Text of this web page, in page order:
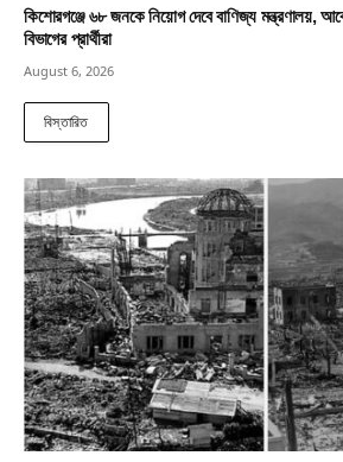
কিশোরগঞ্জে ৬৮ জনকে নিয়োগ দেবে বাণিজ্য মন্ত্রণালয়,
বিভাগের প্রার্থীরা
August 6, 2026
বিস্তারিত